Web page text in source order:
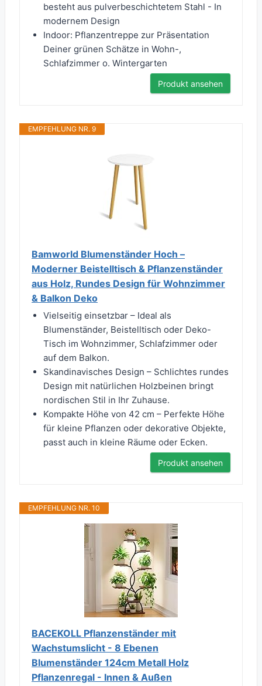
besteht aus pulverbeschichtetem Stahl - In
modernem Design
Indoor: Pflanzentreppe zur Präsentation
Deiner grünen Schätze in Wohn-,
Schlafzimmer o. Wintergarten
Produkt ansehen
EMPFEHLUNG NR. 9
Bamworld Blumenständer Hoch –
Moderner Beistelltisch & Pflanzenständer
aus Holz, Rundes Design für Wohnzimmer
& Balkon Deko
Vielseitig einsetzbar – Ideal als
Blumenständer, Beistelltisch oder Deko-
Tisch im Wohnzimmer, Schlafzimmer oder
auf dem Balkon.
Skandinavisches Design – Schlichtes rundes
Design mit natürlichen Holzbeinen bringt
nordischen Stil in Ihr Zuhause.
Kompakte Höhe von 42 cm – Perfekte Höhe
für kleine Pflanzen oder dekorative Objekte,
passt auch in kleine Räume oder Ecken.
Produkt ansehen
EMPFEHLUNG NR. 10
BACEKOLL Pflanzenständer mit
Wachstumslicht - 8 Ebenen
Blumenständer 124cm Metall Holz
Pflanzenregal - Innen & Außen